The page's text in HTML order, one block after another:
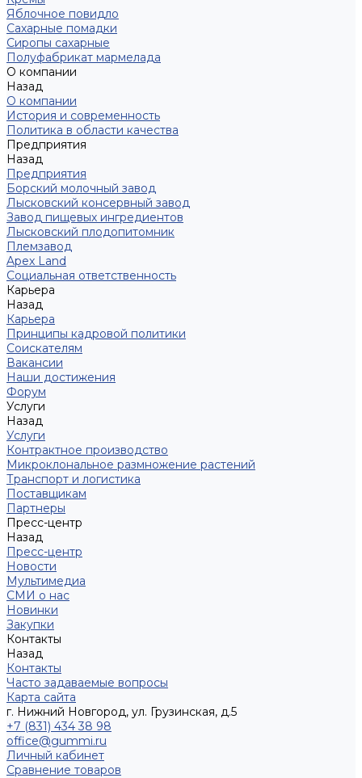
Яблочное повидло
Сахарные помадки
Сиропы сахарные
Полуфабрикат мармелада
О компании
Назад
О компании
История и современность
Политика в области качества
Предприятия
Назад
Предприятия
Борский молочный завод
Лысковский консервный завод
Завод пищевых ингредиентов
Лысковский плодопитомник
Племзавод
Apex Land
Социальная ответственность
Карьера
Назад
Карьера
Принципы кадровой политики
Соискателям
Вакансии
Наши достижения
Форум
Услуги
Назад
Услуги
Контрактное производство
Микроклональное размножение растений
Транспорт и логистика
Поставщикам
Партнеры
Пресс-центр
Назад
Пресс-центр
Новости
Мультимедиа
СМИ о нас
Новинки
Закупки
Контакты
Назад
Контакты
Часто задаваемые вопросы
Карта сайта
г. Нижний Новгород, ул. Грузинская, д.5
+7 (831) 434 38 98
office@gummi.ru
Личный кабинет
Сравнение товаров